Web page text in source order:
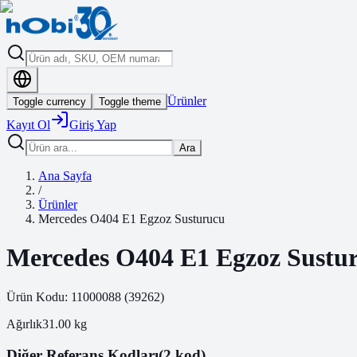
Toggle currency Toggle theme Ürünler
Kayıt Ol
Giriş Yap
Ara
Ana Sayfa
/
Ürünler
Mercedes O404 E1 Egzoz Susturucu
Mercedes O404 E1 Egzoz
Ürün Kodu: 11000088 (39262)
Ağırlık31.00 kg